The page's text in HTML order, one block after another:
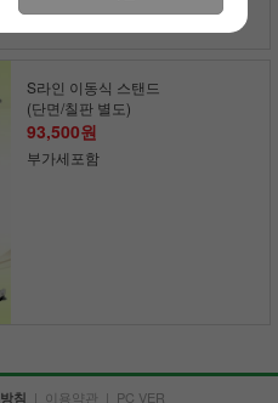
S라인 이동식 스탠드
(단면/칠판 별도)
93,500원
부가세포함
침 | 이용약관 | PC VER